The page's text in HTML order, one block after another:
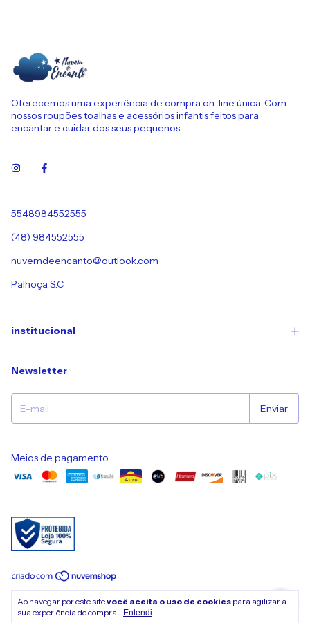
Ao navegar por este sitevocê aceita o uso de cookies para agilizar a
sua experiência de compra.
Entendi
Oferecemos uma experiência de compra on-line única. Com
nossos roupões toalhas e acessórios infantis feitos para
encantar e cuidar dos seus pequenos.
5548984552555
(48) 984552555
nuvemdeencanto@outlook.com
Palhoça S.C
institucional
Newsletter
Meios de pagamento
Copyright Nuvem de Encanto - 11892259000100 - 2026. Todos os direitos
reservados.